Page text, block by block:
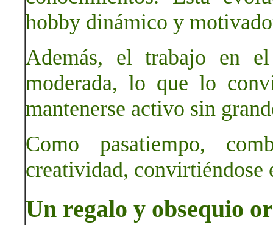
hobby dinámico y
Además, el trabajo en
moderada, lo que lo
mantenerse activo sin
Como pasatiempo,
creatividad, convirtiéndose
Un regalo y obsequio